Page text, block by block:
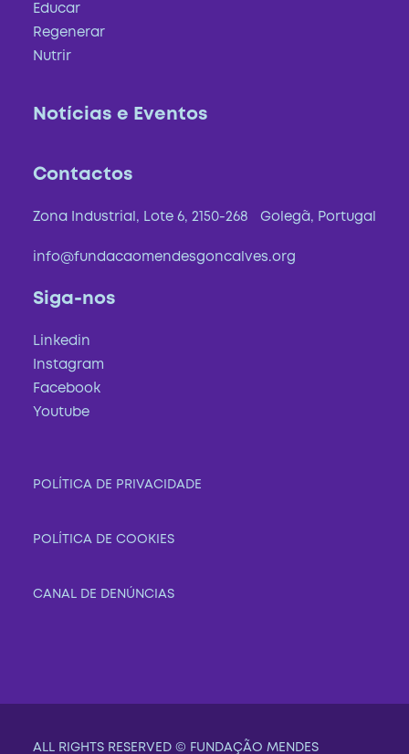
Educar
Regenerar
Nutrir
Notícias e Eventos
Contactos
Zona Industrial, Lote 6, 2150-268 Golegã, Portugal
info@fundacaomendesgoncalves.org
Siga-nos
Linkedin
Instagram
Facebook
Youtube
POLÍTICA DE PRIVACIDADE
POLÍTICA DE COOKIES
CANAL DE DENÚNCIAS
ALL RIGHTS RESERVED © FUNDAÇÃO MENDES